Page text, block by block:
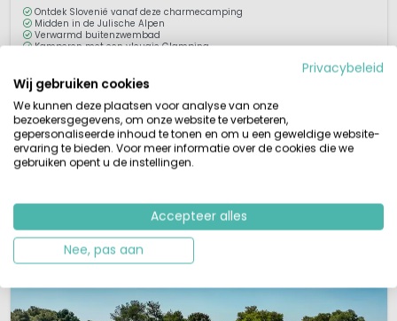
Ontdek Slovenië vanaf deze charmecamping
Midden in de Julische Alpen
Verwarmd buitenzwembad
Kamperen met een vleugje Glamping
Een luxe kampeervakantie op korte afstand van het mooie pittoreske meer
van Bled met de Julische Alpen als achtergrond? Charmecamping River
Bled ligt net onder de stad Bled en heeft een unieke locatie midden in het
prachtige groene landschap van Slovenië. Deze natuurcamping ligt op een
schiereiland waarlangs de rivier Sava loopt. Hier kun je v...
Privacybeleid
Wij gebruiken cookies
We kunnen deze plaatsen voor analyse van onze
bezoekersgegevens, om onze website te verbeteren,
gepersonaliseerde inhoud te tonen en om u een geweldige website-
ervaring te bieden. Voor meer informatie over de cookies die we
gebruiken opent u de instellingen.
Accepteer alles
Nee, pas aan